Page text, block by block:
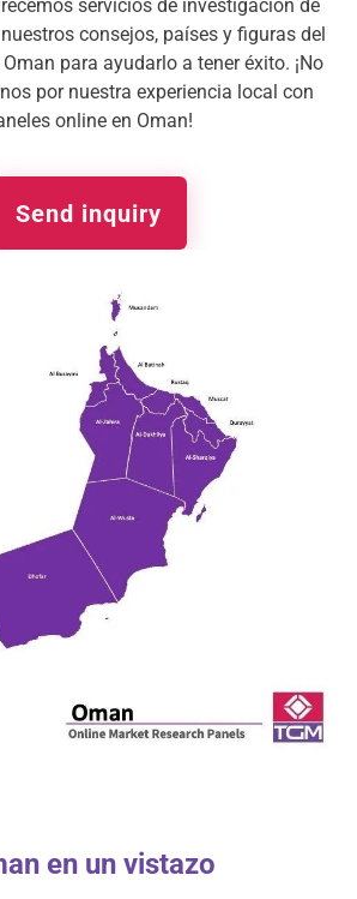
servicios de investigación de
consejos, países y figuras del
para ayudarlo a tener éxito. ¡No
por nuestra experiencia local con
online en Oman!
Send inquiry
en un vistazo